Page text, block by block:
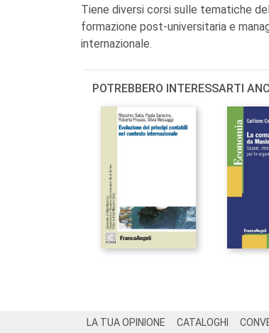
Tiene diversi corsi sulle tematiche
formazione post-universitaria e
internazionale.
POTREBBERO INTERESSARTI
LA TUA OPINIONE CATALOGHI